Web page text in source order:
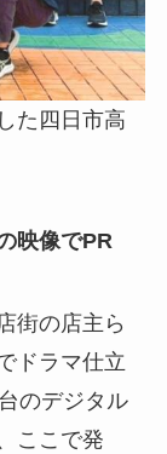
た四日市高
映像でPR
街の店主ら
ドラマ仕立
のデジタル
ここで発